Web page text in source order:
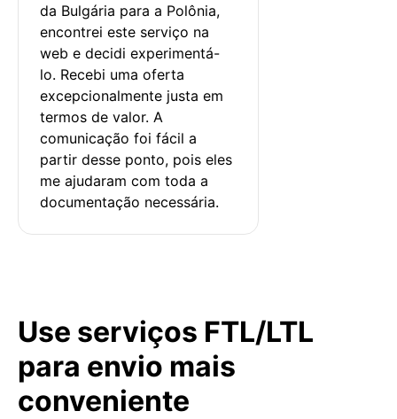
da Bulgária para a Polônia,
encontrei este serviço na
web e decidi experimentá-
lo. Recebi uma oferta
excepcionalmente justa em
termos de valor. A
comunicação foi fácil a
partir desse ponto, pois eles
me ajudaram com toda a
documentação necessária.
Use serviços FTL/LTL
para envio mais
conveniente